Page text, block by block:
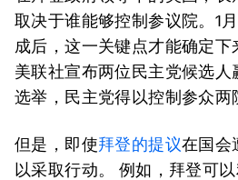
取决于谁能够控制参议院。1
成后，这一关键点才能确定下
美联社宣布两位民主党候选人
选举，民主党得以控制参众两
但是，即使拜登的提议在国会
以采取行动。 例如，拜登可